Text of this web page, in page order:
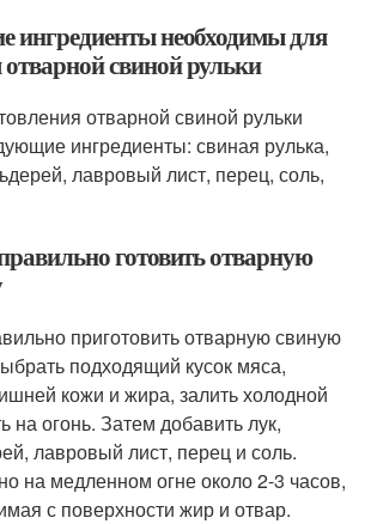
ингредиенты необходимы для
свиной рульки
отварной свиной рульки
ингредиенты: свиная рулька,
лавровый лист, перец, соль,
готовить отварную
приготовить отварную свиную
подходящий кусок мяса,
кожи и жира, залить холодной
на огонь. Затем добавить лук,
лавровый лист, перец и соль.
на медленном огне около 2-3 часов,
с поверхности жир и отвар.